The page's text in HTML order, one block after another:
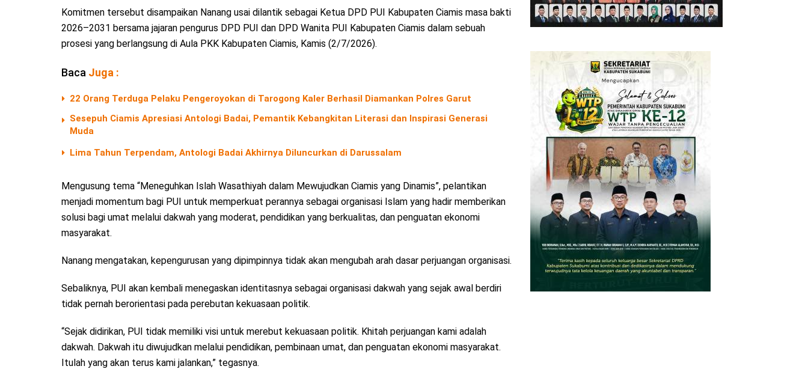
Komitmen tersebut disampaikan Nanang usai dilantik sebagai Ketua DPD PUI Kabupaten Ciamis masa bakti
2026–2031 bersama jajaran pengurus DPD PUI dan DPD Wanita PUI Kabupaten Ciamis dalam sebuah
prosesi yang berlangsung di Aula PKK Kabupaten Ciamis, Kamis (2/7/2026).
Baca Juga :
22 Orang Terduga Pelaku Pengeroyokan di Tarogong Kaler Berhasil Diamankan Polres Garut
Sesepuh Ciamis Apresiasi Antologi Badai, Pemantik Kebangkitan Literasi dan Inspirasi Generasi
Muda
Lima Tahun Terpendam, Antologi Badai Akhirnya Diluncurkan di Darussalam
Mengusung tema “Meneguhkan Islah Wasathiyah dalam Mewujudkan Ciamis yang Dinamis”, pelantikan
menjadi momentum bagi PUI untuk memperkuat perannya sebagai organisasi Islam yang hadir memberikan
solusi bagi umat melalui dakwah yang moderat, pendidikan yang berkualitas, dan penguatan ekonomi
masyarakat.
Nanang mengatakan, kepengurusan yang dipimpinnya tidak akan mengubah arah dasar perjuangan organisasi.
Sebaliknya, PUI akan kembali menegaskan identitasnya sebagai organisasi dakwah yang sejak awal berdiri
tidak pernah berorientasi pada perebutan kekuasaan politik.
“Sejak didirikan, PUI tidak memiliki visi untuk merebut kekuasaan politik. Khitah perjuangan kami adalah
dakwah. Dakwah itu diwujudkan melalui pendidikan, pembinaan umat, dan penguatan ekonomi masyarakat.
Itulah yang akan terus kami jalankan,” tegasnya.